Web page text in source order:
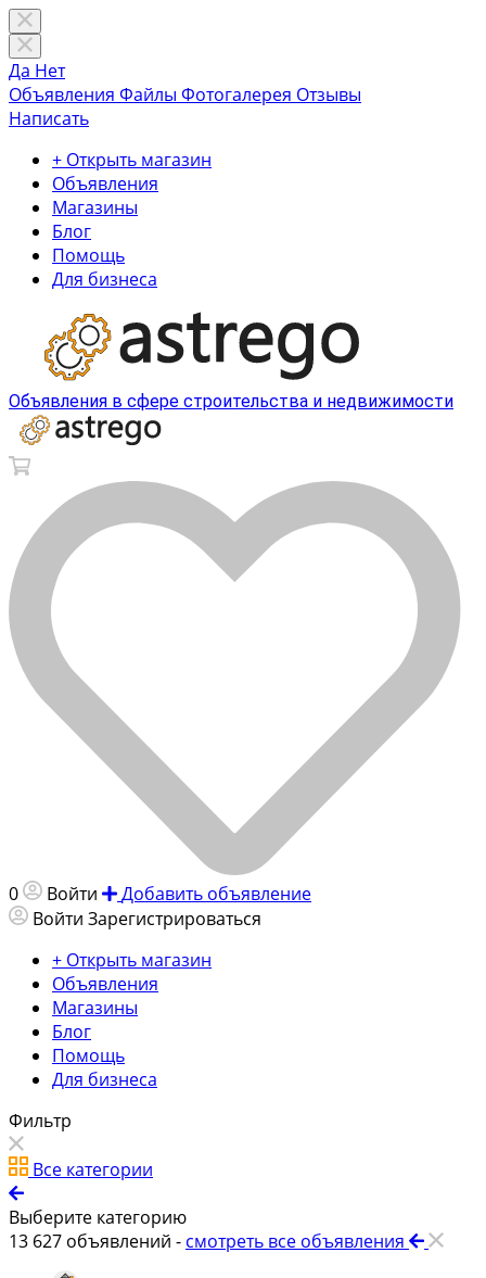
Да Нет
Объявления Файлы Фотогалерея Отзывы
Написать
+ Открыть магазин
Объявления
Магазины
Блог
Помощь
Для бизнеса
Объявления в сфере строительства и недвижимости
0 Войти
Добавить объявление
Войти Зарегистрироваться
+ Открыть магазин
Объявления
Магазины
Блог
Помощь
Для бизнеса
Фильтр
Все категории
Выберите категорию
13 627 объявлений - смотреть все объявления